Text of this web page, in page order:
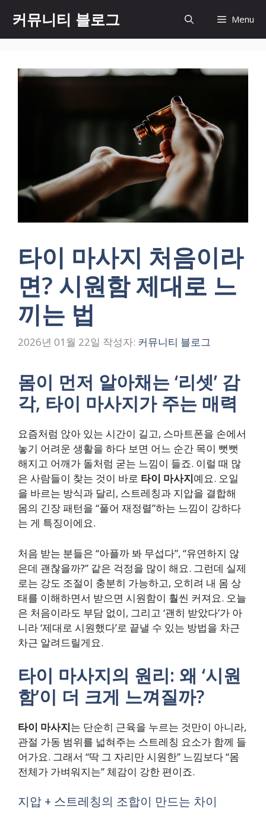
츠
커뮤니티 블로그 Menu
타이 마사지 처음이라
면? 시원함 제대로 느
끼는 법
2026년 01월 22일 작성자: 커뮤니티 블로그
몸이 먼저 알아채는 ‘리셋’ 감
각, 타이 마사지가 주는 매력
요즘처럼 앉아 있는 시간이 길고, 스마트폰을 손에서
놓기 어려운 생활을 하다 보면 어느 순간 목이 뻣뻣
해지고 어깨가 돌처럼 굳는 느낌이 들죠. 이럴 때 많
은 사람들이 찾는 것이 바로 타이 마사지예요. 오일
을 바르는 방식과 달리, 스트레칭과 지압을 결합해
몸의 긴장 패턴을 “풀어 재정렬”하는 느낌이 강하다
는 게 특징이에요.
처음 받는 분들은 “아플까 봐 무섭다”, “유연하지 않
은데 괜찮을까?” 같은 걱정을 많이 해요. 그런데 실제
로는 강도 조절이 충분히 가능하고, 오히려 내 몸 상
태를 이해하면서 받으면 시원함이 훨씬 커져요. 오늘
은 처음이라도 부담 없이, 그리고 ‘괜히 받았다’가 아
니라 ‘제대로 시원했다’로 끝낼 수 있는 방법을 차근
차근 알려드릴게요.
타이 마사지의 원리: 왜 ‘시원
함’이 더 크게 느껴질까?
타이 마사지는 단순히 근육을 누르는 것만이 아니라,
관절 가동 범위를 넓혀주는 스트레칭 요소가 함께 들
어가요. 그래서 “딱 그 자리만 시원한” 느낌보다 “몸
전체가 가벼워지는” 체감이 강한 편이죠.
지압 + 스트레칭의 조합이 만드는 차이